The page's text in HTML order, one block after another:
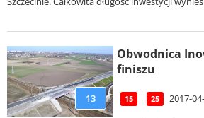
13
Obwodnica
finiszu
15 25 2017-